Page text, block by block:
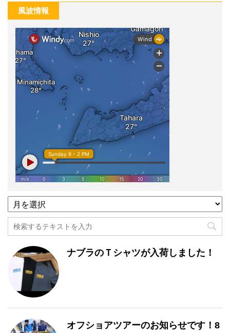
風波情報
過
去
記
事
別
ナブラのＴシャツが入荷しました！
オフショアツアーのお知らせです！8